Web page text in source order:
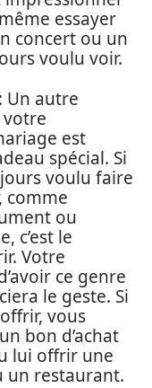
essayer
concert ou un
voulu voir.
Un autre
votre
est
spécial. Si
voulu faire
comme
ou
c’est le
Votre
ce genre
le geste. Si
vous
bon d’achat
lui offrir une
un restaurant.